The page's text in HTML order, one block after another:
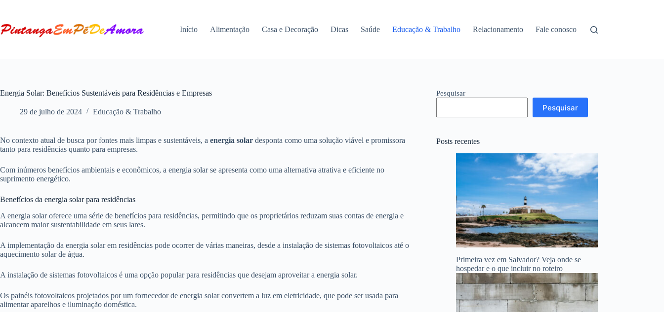
conteúdo
Início Alimentação Casa e Decoração Dicas Saúde Educação & Trabalho Relacionamento Fale conosco
Energia Solar: Benefícios Sustentáveis para Residências e Empresas
29 de julho de 2024 Educação & Trabalho
No contexto atual de busca por fontes mais limpas e sustentáveis, a energia solar desponta como uma solução viável e promissora
tanto para residências quanto para empresas.
Com inúmeros benefícios ambientais e econômicos, a energia solar se apresenta como uma alternativa atrativa e eficiente no
suprimento energético.
Benefícios da energia solar para residências
A energia solar oferece uma série de benefícios para residências, permitindo que os proprietários reduzam suas contas de energia e
alcancem maior sustentabilidade em seus lares.
A implementação da energia solar em residências pode ocorrer de várias maneiras, desde a instalação de sistemas fotovoltaicos até o
aquecimento solar de água.
A instalação de sistemas fotovoltaicos é uma opção popular para residências que desejam aproveitar a energia solar.
Os painéis fotovoltaicos projetados por um fornecedor de energia solar convertem a luz em eletricidade, que pode ser usada para
alimentar aparelhos e iluminação doméstica.
Pesquisar
Pesquisar
Posts recentes
Primeira vez em Salvador? Veja onde se
hospedar e o que incluir no roteiro